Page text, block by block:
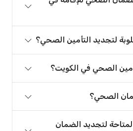
لتجديد التأمين الصحي؟
الصحي في الكويت؟
الصحي؟
لتجديد الضمان